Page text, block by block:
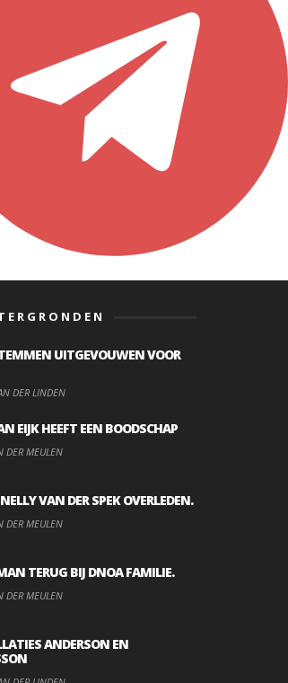
UITGEVOUWEN VOOR
DER LINDEN
EIJK HEEFT EEN BOODSCHAP
DER MEULEN
VAN DER SPEK OVERLEDEN.
DER MEULEN
TERUG BIJ DNOA FAMILIE.
DER MEULEN
ANDERSON EN